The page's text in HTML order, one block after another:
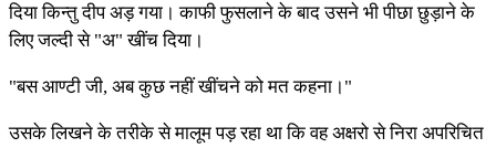
दिया किन्तु दीप अड़ गया। काफी फुसलाने के बाद उसने भी पीछा छुड़ाने के
लिए जल्दी से "अ" खींच दिया।
"बस आण्टी जी, अब कुछ नहीं खींचने को मत कहना।"
उसके लिखने के तरीके से मालूम पड़ रहा था कि वह अक्षरो से निरा अपरिचित